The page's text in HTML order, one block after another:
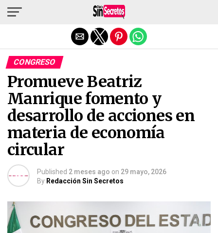
CONGRESO
Promueve Beatriz
Manrique fomento y
desarrollo de acciones en
materia de economía
circular
Published 2 meses ago on 29 mayo, 2026
By Redacción Sin Secretos
Salir de la versión móvil